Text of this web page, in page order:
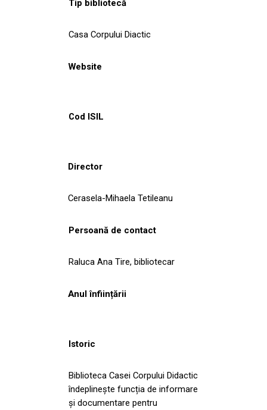
Tip bibliotecă
Casa Corpului Diactic
Website
Cod ISIL
Director
Cerasela-Mihaela Tetileanu
Persoană de contact
Raluca Ana Tire, bibliotecar
Anul înființării
Istoric
Biblioteca Casei Corpului Didactic
îndeplinește funcția de informare
și documentare pentru